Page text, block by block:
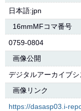
日本語:jpn
16mmMFコマ番号
0759-0804
画像公開
デジタルアーカイブシ
画像リンク
https://dasasp03.i-